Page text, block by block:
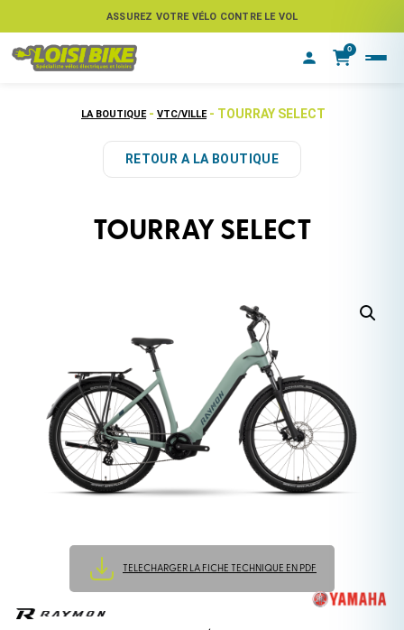
ASSUREZ VOTRE VÉLO CONTRE LE VOL
0
LA BOUTIQUE - VTC/VILLE - TOURRAY SELECT
RETOUR A LA BOUTIQUE
TOURRAY SELECT
TELECHARGER LA FICHE TECHNIQUE EN PDF